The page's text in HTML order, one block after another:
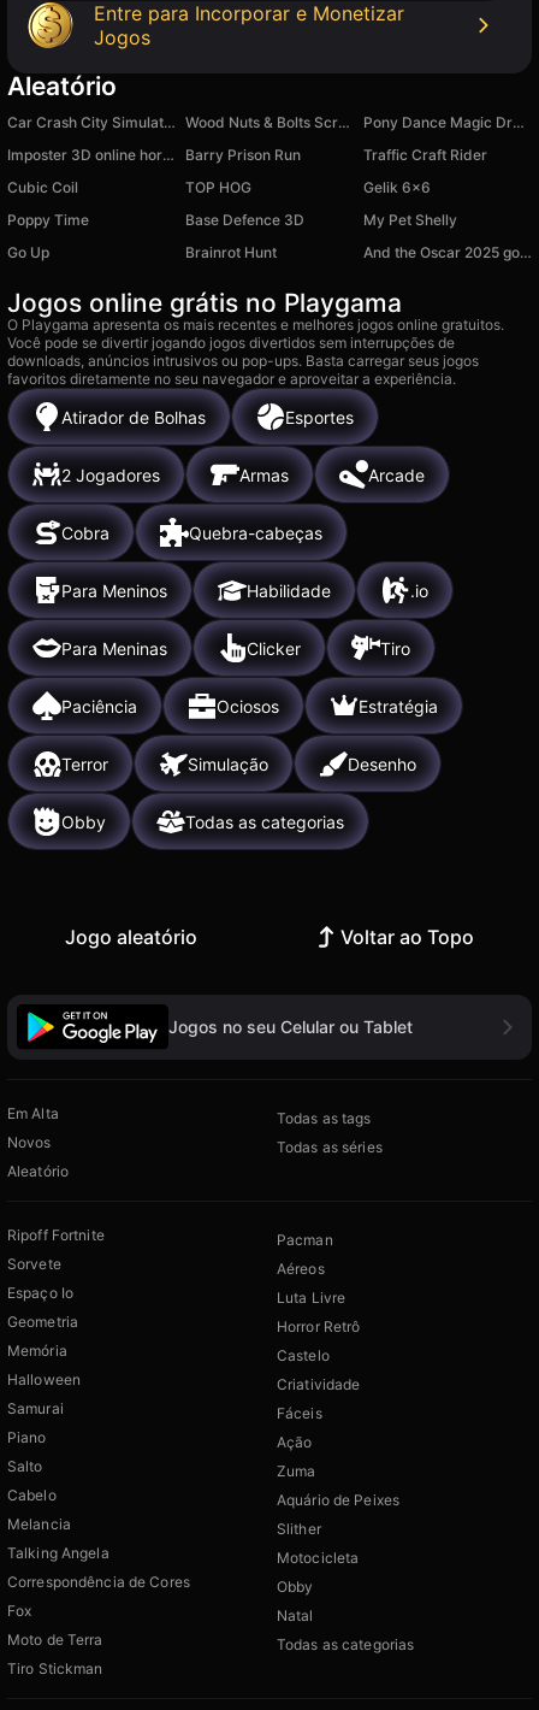
Entre para Incorporar e Monetizar
Jogos
Aleatório
Car Crash City Simulator 3D Wood Nuts & Bolts Screw Puzzle
Pony Dance Magic Dress Up
Imposter 3D online horror
Barry Prison Run
Traffic Craft Rider
Cubic Coil
TOP HOG
Gelik 6x6
Poppy Time
Base Defence 3D
My Pet Shelly
Go Up
Brainrot Hunt And the Oscar 2025 goes to…
Jogos online grátis no Playgama
O Playgama apresenta os mais recentes e melhores jogos online gratuitos.
Você pode se divertir jogando jogos divertidos sem interrupções de
downloads, anúncios intrusivos ou pop-ups. Basta carregar seus jogos
favoritos diretamente no seu navegador e aproveitar a experiência.
Atirador de Bolhas Esportes
2 Jogadores Armas Arcade
Cobra Quebra-cabeças
Para Meninos Habilidade .io
Para Meninas Clicker Tiro
Paciência Ociosos Estratégia
Terror Simulação Desenho
Obby Todas as categorias
Jogo aleatório Voltar ao Topo
Jogos no seu Celular ou Tablet
Em Alta
Novos
Aleatório
Todas as tags
Todas as séries
Ripoff Fortnite
Sorvete
Espaço Io
Geometria
Memória
Halloween
Samurai
Piano
Salto
Cabelo
Melancia
Talking Angela
Correspondência de Cores
Fox
Moto de Terra
Tiro Stickman
Pacman
Aéreos
Luta Livre
Horror Retrô
Castelo
Criatividade
Fáceis
Ação
Zuma
Aquário de Peixes
Slither
Motocicleta
Obby
Natal
Todas as categorias